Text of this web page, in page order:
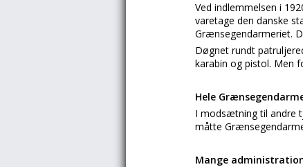
Ved indlemmelsen i
varetage den danske
Grænsegendarmeriet.
Døgnet rundt
karabin og pistol. Men
Hele
I modsætning til andre
måtte
Mange